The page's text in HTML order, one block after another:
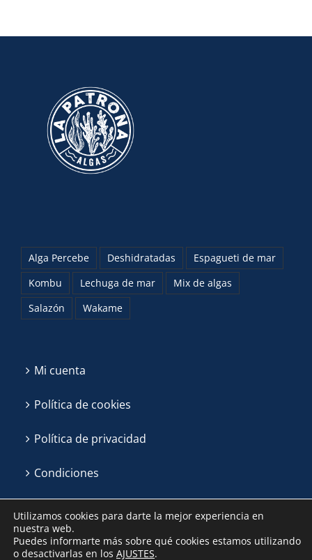
Alga Percebe Deshidratadas
Espagueti de mar
Kombu
Lechuga de mar
Mix de algas
Salazón
Wakame
Mi cuenta
Política de cookies
Política de privacidad
Condiciones
Utilizamos cookies para darte la mejor experiencia en
nuestra web.
Puedes informarte más sobre qué cookies estamos utilizando
o desactivarlas en los AJUSTES.